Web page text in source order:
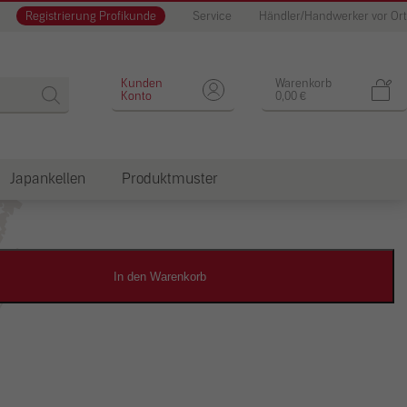
Registrierung Profikunde Service Händler/Handwerker vor Ort
Warenkorb
0,00 €
Kunden
Konto
Japankellen Produktmuster
Designputz
In den Warenkorb